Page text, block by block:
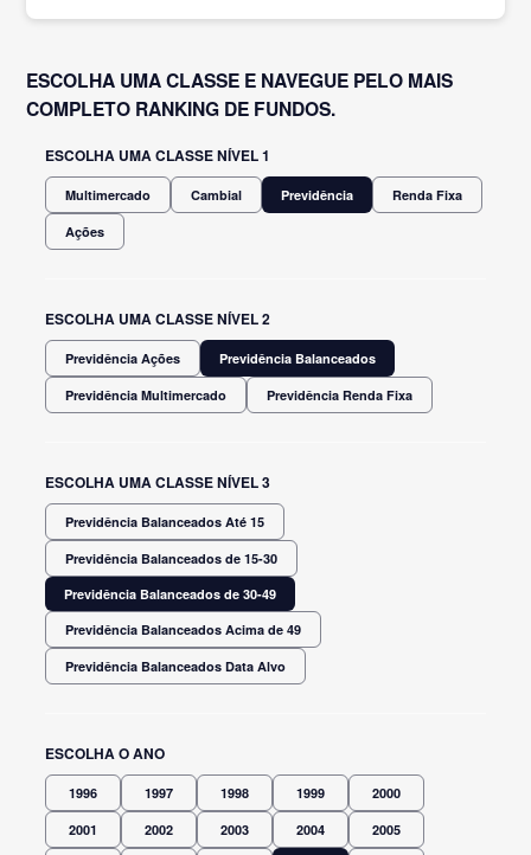
ESCOLHA UMA CLASSE E NAVEGUE PELO MAIS
COMPLETO RANKING DE FUNDOS.
ESCOLHA UMA CLASSE NÍVEL 1
Multimercado Cambial Previdência Renda Fixa
Ações
ESCOLHA UMA CLASSE NÍVEL 2
Previdência Ações Previdência Balanceados
Previdência Multimercado Previdência Renda Fixa
ESCOLHA UMA CLASSE NÍVEL 3
Previdência Balanceados Até 15
Previdência Balanceados de 15-30
Previdência Balanceados de 30-49
Previdência Balanceados Acima de 49
Previdência Balanceados Data Alvo
ESCOLHA O ANO
1996 1997 1998 1999 2000
2001 2002 2003 2004 2005